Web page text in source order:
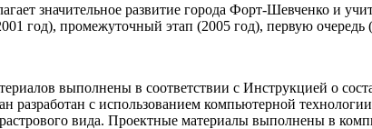
значительное развитие города Форт-Шевченко и
год), промежуточный этап (2005 год), первую очередь
выполнены в соответствии с Инструкцией о
с использованием компьютерной
вида. Проектные материалы выполнены в